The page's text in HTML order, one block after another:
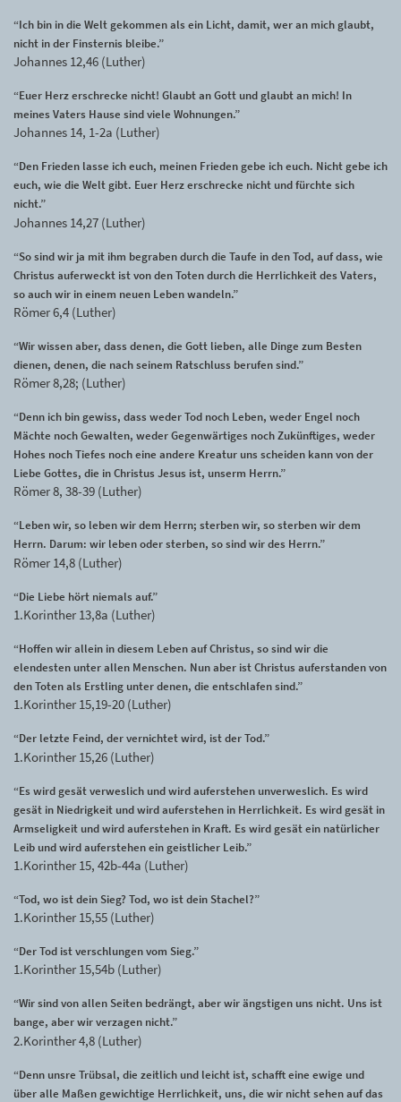
“Ich bin in die Welt gekommen als ein Licht, damit, wer an mich glaubt,
nicht in der Finsternis bleibe.”
Johannes 12,46 (Luther)
“Euer Herz erschrecke nicht! Glaubt an Gott und glaubt an mich! In
meines Vaters Hause sind viele Wohnungen.”
Johannes 14, 1-2a (Luther)
“Den Frieden lasse ich euch, meinen Frieden gebe ich euch. Nicht gebe ich
euch, wie die Welt gibt. Euer Herz erschrecke nicht und fürchte sich
nicht.”
Johannes 14,27 (Luther)
“So sind wir ja mit ihm begraben durch die Taufe in den Tod, auf dass, wie
Christus auferweckt ist von den Toten durch die Herrlichkeit des Vaters,
so auch wir in einem neuen Leben wandeln.”
Römer 6,4 (Luther)
“Wir wissen aber, dass denen, die Gott lieben, alle Dinge zum Besten
dienen, denen, die nach seinem Ratschluss berufen sind.”
Römer 8,28; (Luther)
“Denn ich bin gewiss, dass weder Tod noch Leben, weder Engel noch
Mächte noch Gewalten, weder Gegenwärtiges noch Zukünftiges, weder
Hohes noch Tiefes noch eine andere Kreatur uns scheiden kann von der
Liebe Gottes, die in Christus Jesus ist, unserm Herrn.”
Römer 8, 38-39 (Luther)
“Leben wir, so leben wir dem Herrn; sterben wir, so sterben wir dem
Herrn. Darum: wir leben oder sterben, so sind wir des Herrn.”
Römer 14,8 (Luther)
“Die Liebe hört niemals auf.”
1.Korinther 13,8a (Luther)
“Hoffen wir allein in diesem Leben auf Christus, so sind wir die
elendesten unter allen Menschen. Nun aber ist Christus auferstanden von
den Toten als Erstling unter denen, die entschlafen sind.”
1.Korinther 15,19-20 (Luther)
“Der letzte Feind, der vernichtet wird, ist der Tod.”
1.Korinther 15,26 (Luther)
“Es wird gesät verweslich und wird auferstehen unverweslich. Es wird
gesät in Niedrigkeit und wird auferstehen in Herrlichkeit. Es wird gesät in
Armseligkeit und wird auferstehen in Kraft. Es wird gesät ein natürlicher
Leib und wird auferstehen ein geistlicher Leib.”
1.Korinther 15, 42b-44a (Luther)
“Tod, wo ist dein Sieg? Tod, wo ist dein Stachel?”
1.Korinther 15,55 (Luther)
“Der Tod ist verschlungen vom Sieg.”
1.Korinther 15,54b (Luther)
“Wir sind von allen Seiten bedrängt, aber wir ängstigen uns nicht. Uns ist
bange, aber wir verzagen nicht.”
2.Korinther 4,8 (Luther)
“Denn unsre Trübsal, die zeitlich und leicht ist, schafft eine ewige und
über alle Maßen gewichtige Herrlichkeit, uns, die wir nicht sehen auf das